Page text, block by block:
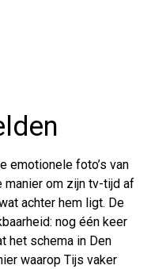
emotionele foto’s van
manier om zijn tv-tijd af
achter hem ligt. De
nog één keer
het schema in Den
waarop Tijs vaker